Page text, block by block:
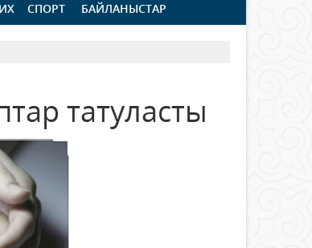
СПОРТ БАЙЛАНЫСТАР
татуласты